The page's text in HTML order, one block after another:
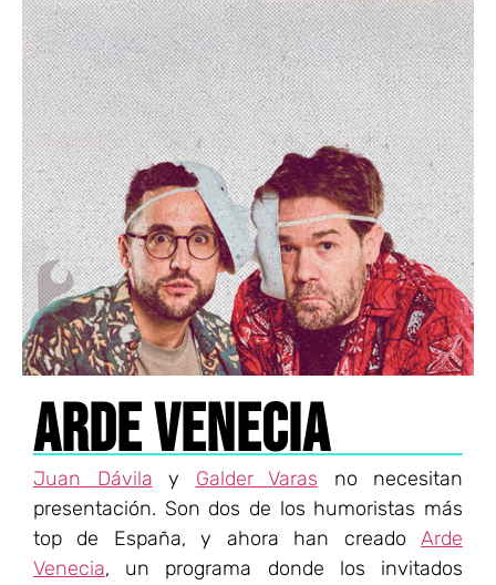
ARDE VENECIA
Juan Dávila y Galder Varas no necesitan
presentación. Son dos de los humoristas más
top de España, y ahora han creado Arde
Venecia, un programa donde los invitados